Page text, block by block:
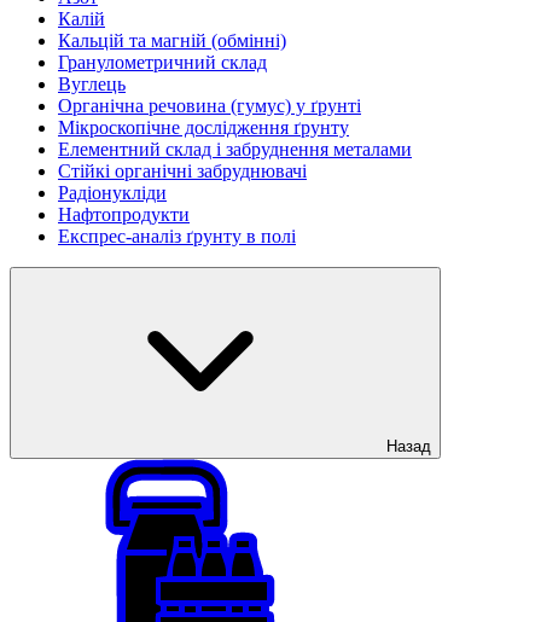
Калій
Кальцій та магній (обмінні)
Гранулометричний склад
Вуглець
Органічна речовина (гумус) у ґрунті
Мікроскопічне дослідження ґрунту
Елементний склад і забруднення металами
Стійкі органічні забруднювачі
Радіонукліди
Нафтопродукти
Експрес-аналіз ґрунту в полі
Назад